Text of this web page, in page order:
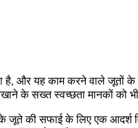
है, और यह काम करने वाले जूतों
के सख्त स्वच्छता मानकों को
के जूते की सफाई के लिए एक